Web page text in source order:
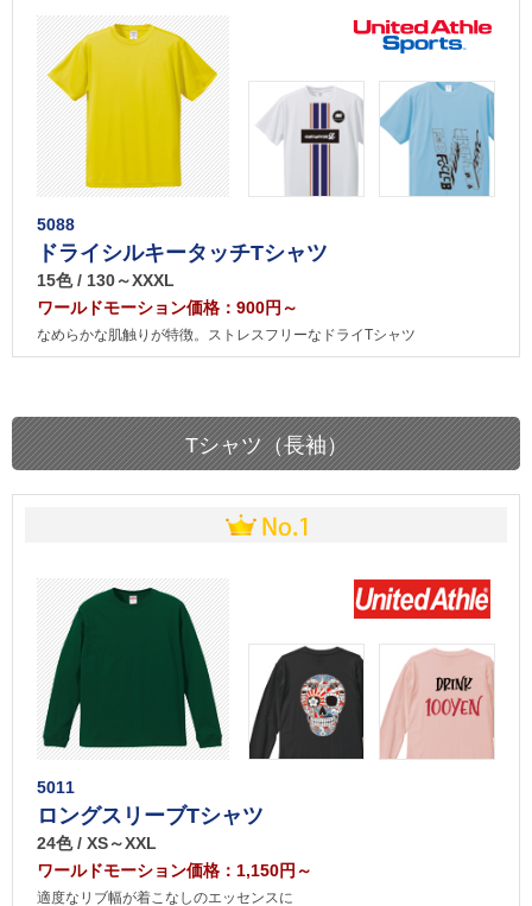
5088
ドライシルキータッチTシャツ
15色 / 130～XXXL
ワールドモーション価格：900円～
なめらかな肌触りが特徴。ストレスフリーなドライTシャツ
Tシャツ（長袖）
5011
ロングスリーブTシャツ
24色 / XS～XXL
ワールドモーション価格：1,150円～
適度なリブ幅が着こなしのエッセンスに